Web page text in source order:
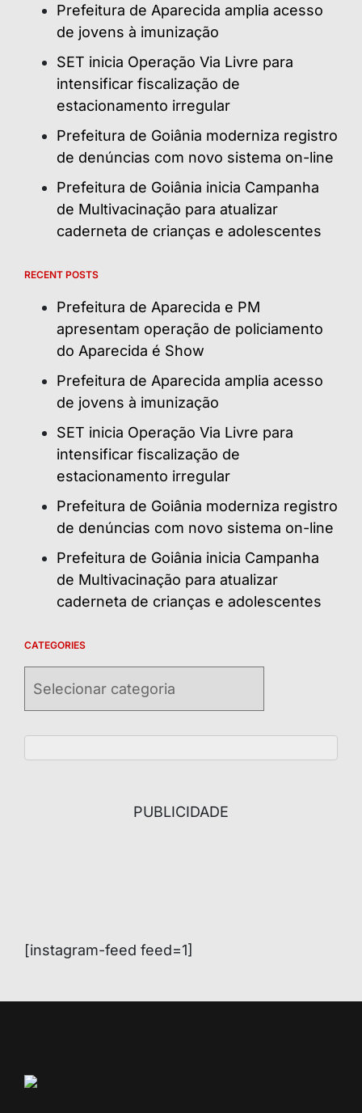
Prefeitura de Aparecida amplia acesso
de jovens à imunização
SET inicia Operação Via Livre para
intensificar fiscalização de
estacionamento irregular
Prefeitura de Goiânia moderniza registro
de denúncias com novo sistema on-line
Prefeitura de Goiânia inicia Campanha
de Multivacinação para atualizar
caderneta de crianças e adolescentes
RECENT POSTS
Prefeitura de Aparecida e PM
apresentam operação de policiamento
do Aparecida é Show
Prefeitura de Aparecida amplia acesso
de jovens à imunização
SET inicia Operação Via Livre para
intensificar fiscalização de
estacionamento irregular
Prefeitura de Goiânia moderniza registro
de denúncias com novo sistema on-line
Prefeitura de Goiânia inicia Campanha
de Multivacinação para atualizar
caderneta de crianças e adolescentes
CATEGORIES
PUBLICIDADE
[instagram-feed feed=1]